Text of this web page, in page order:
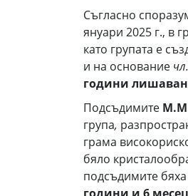
Съгласно
януари 2025 г., в
като групата е
и на основание
години
Подсъдимите
група,
грама
бяло
подсъдимите